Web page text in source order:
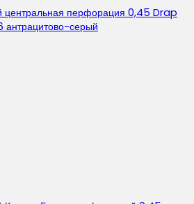
центральная перфорация 0,45 Drap
антрацитово-серый